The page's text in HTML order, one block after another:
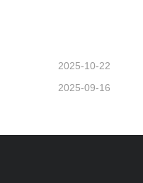
2025-10-22
2025-09-16